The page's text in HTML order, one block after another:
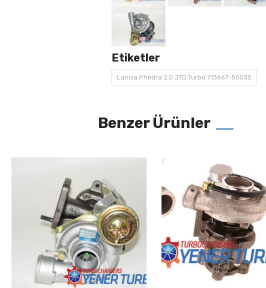
Etiketler
Lancia Phedra 2.0 JTD Turbo 713667-5003S
Benzer Ürünler